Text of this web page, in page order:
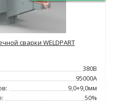
сварки WELDPART
380В
95000А
9,0+9,0мм
50%